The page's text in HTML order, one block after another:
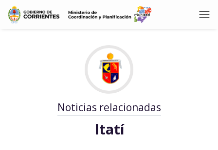
Noticias relacionadas
Itatí